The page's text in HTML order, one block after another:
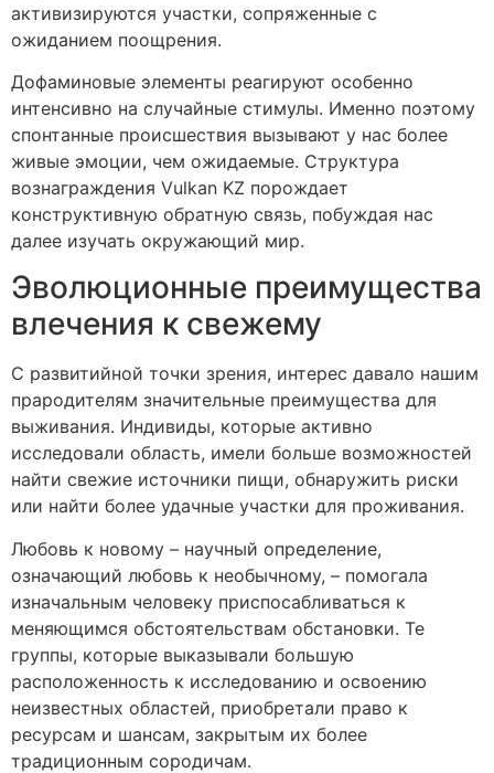
активизируются участки, сопряженные с
ожиданием поощрения.
Дофаминовые элементы реагируют особенно
интенсивно на случайные стимулы. Именно поэтому
спонтанные происшествия вызывают у нас более
живые эмоции, чем ожидаемые. Структура
вознаграждения Vulkan KZ порождает
конструктивную обратную связь, побуждая нас
далее изучать окружающий мир.
Эволюционные преимущества
влечения к свежему
С развитийной точки зрения, интерес давало нашим
прародителям значительные преимущества для
выживания. Индивиды, которые активно
исследовали область, имели больше возможностей
найти свежие источники пищи, обнаружить риски
или найти более удачные участки для проживания.
Любовь к новому – научный определение,
означающий любовь к необычному, – помогала
изначальным человеку приспосабливаться к
меняющимся обстоятельствам обстановки. Те
группы, которые выказывали большую
расположенность к исследованию и освоению
неизвестных областей, приобретали право к
ресурсам и шансам, закрытым их более
традиционным сородичам.